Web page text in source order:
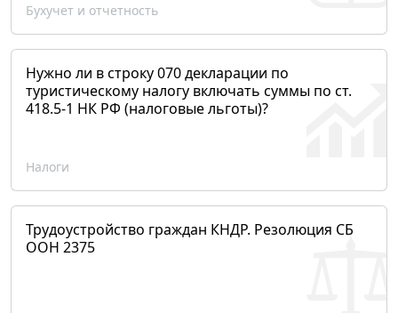
Бухучет и отчетность
Нужно ли в строку 070 декларации по
туристическому налогу включать суммы по ст.
418.5-1 НК РФ (налоговые льготы)?
Налоги
Трудоустройство граждан КНДР. Резолюция СБ
ООН 2375